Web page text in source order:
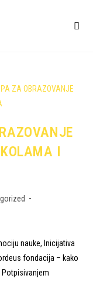
I
nauke, Inicijativa
fondacija – kako